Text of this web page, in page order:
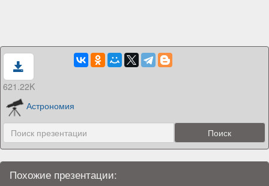
621.22K
Астрономия
Похожие презентации: